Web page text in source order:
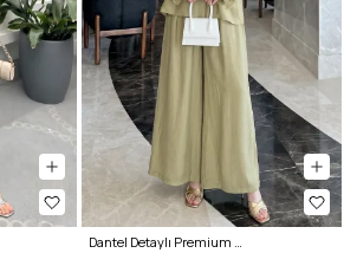
Dantel Detaylı Premium Takım 5325 - AÇIK HAKİ